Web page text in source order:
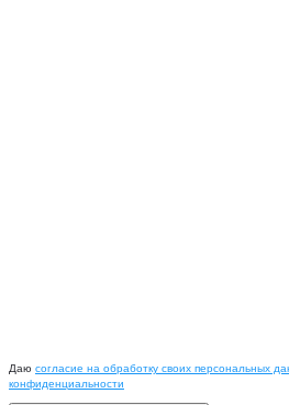
Даю согласие на обработку своих персональных
конфиденциальности